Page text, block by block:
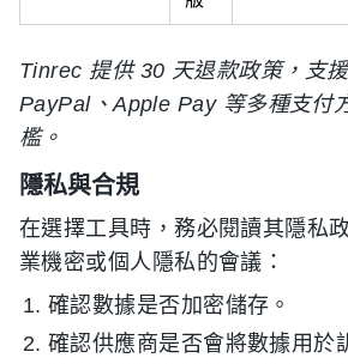
Tinrec 提供 30 天退款政策，支
PayPal、Apple Pay 等多種支付
檻。
隱私與合規
在選擇工具時，務必閱讀其隱私
業機密或個人隱私的會議：
確認數據是否加密儲存。
確認供應商是否會將數據用於